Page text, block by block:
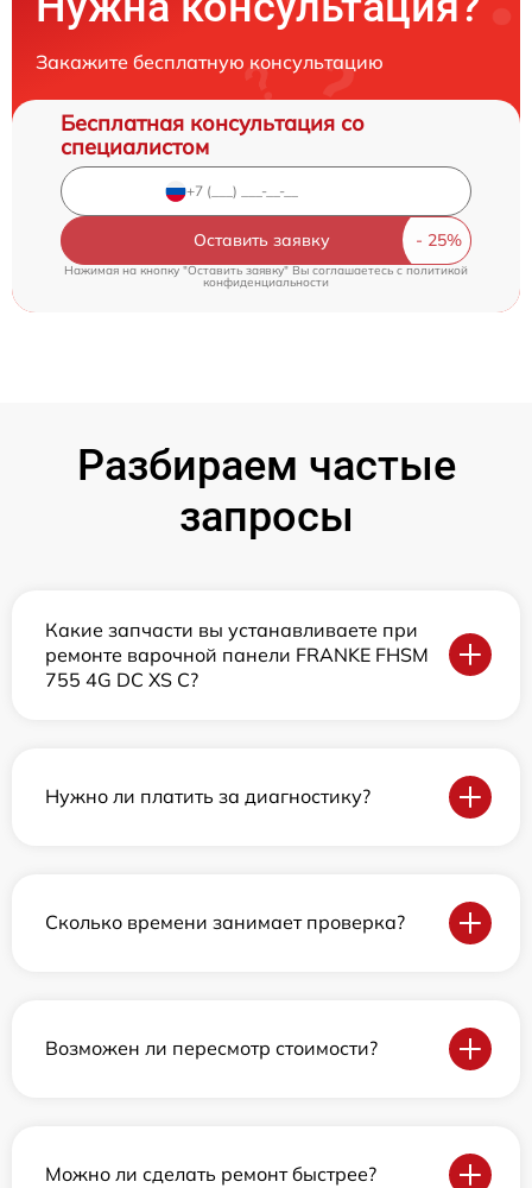
Закажите бесплатную консультацию
Бесплатная консультация со
специалистом
Оставить заявку
Нажимая на кнопку "Оставить заявку" Вы соглашаетесь cполитикой
конфиденциальности
Разбираем частые
запросы
Какие запчасти вы устанавливаете при
ремонте варочной панели FRANKE FHSM
755 4G DC XS C?
Нужно ли платить за диагностику?
Сколько времени занимает проверка?
Возможен ли пересмотр стоимости?
Можно ли сделать ремонт быстрее?